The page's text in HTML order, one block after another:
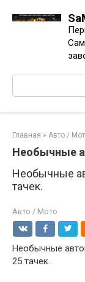
Поиск:
Главная » Авто /
Необычные
Необычные
тачек.
Авто / Мото
Необычные
25 тачек.